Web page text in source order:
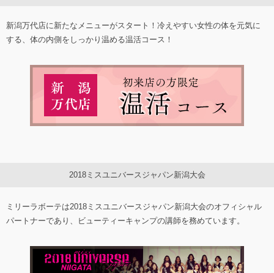
新潟万代店に新たなメニューがスタート！冷えやすい女性の体を元気に
する、体の内側をしっかり温める温活コース！
2018ミスユニバースジャパン新潟大会
ミリーラボーテは2018ミスユニバースジャパン新潟大会のオフィシャル
パートナーであり、ビューティーキャンプの講師を務めています。